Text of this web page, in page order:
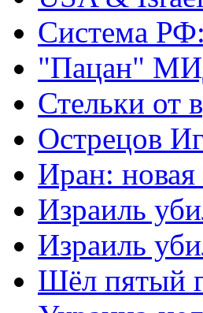
Система
"Пацан"
Стельки от
Острецов
Иран: новая
Израиль
Израиль
Шёл пятый